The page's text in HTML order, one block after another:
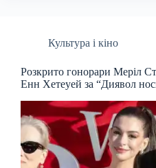
Культура і кіно
Розкрито гонорари Меріл
Енн Хетеуей за “Диявол